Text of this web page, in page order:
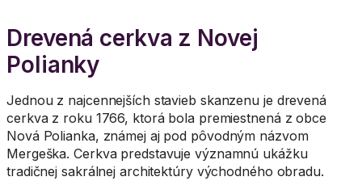
Drevená cerkva z Novej
Polianky
Jednou z najcennejších stavieb skanzenu je drevená
cerkva z roku 1766, ktorá bola premiestnená z obce
Nová Polianka, známej aj pod pôvodným názvom
Mergeška. Cerkva predstavuje významnú ukážku
tradičnej sakrálnej architektúry východného obradu.